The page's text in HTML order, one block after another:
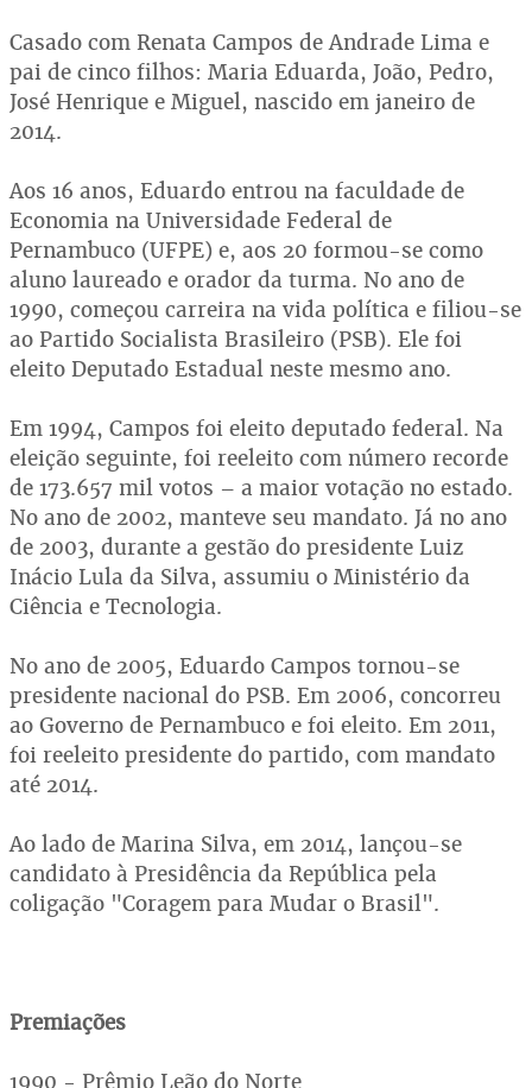
Casado com Renata Campos de Andrade Lima e
pai de cinco filhos: Maria Eduarda, João, Pedro,
José Henrique e Miguel, nascido em janeiro de
2014.
Aos 16 anos, Eduardo entrou na faculdade de
Economia na Universidade Federal de
Pernambuco (UFPE) e, aos 20 formou-se como
aluno laureado e orador da turma. No ano de
1990, começou carreira na vida política e filiou-se
ao Partido Socialista Brasileiro (PSB). Ele foi
eleito Deputado Estadual neste mesmo ano.
Em 1994, Campos foi eleito deputado federal. Na
eleição seguinte, foi reeleito com número recorde
de 173.657 mil votos – a maior votação no estado.
No ano de 2002, manteve seu mandato. Já no ano
de 2003, durante a gestão do presidente Luiz
Inácio Lula da Silva, assumiu o Ministério da
Ciência e Tecnologia.
No ano de 2005, Eduardo Campos tornou-se
presidente nacional do PSB. Em 2006, concorreu
ao Governo de Pernambuco e foi eleito. Em 2011,
foi reeleito presidente do partido, com mandato
até 2014.
Ao lado de Marina Silva, em 2014, lançou-se
candidato à Presidência da República pela
coligação "Coragem para Mudar o Brasil".
Premiações
1990 - Prêmio Leão do Norte